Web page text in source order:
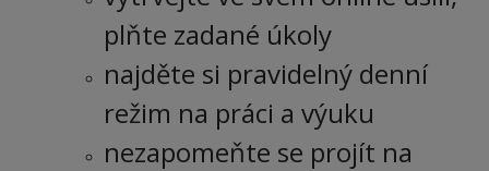
plňte zadané úkoly
najděte si pravidelný denní
režim na práci a výuku
nezapomeňte se projít na